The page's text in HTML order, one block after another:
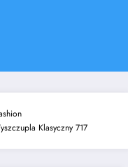
Klasyczny 717